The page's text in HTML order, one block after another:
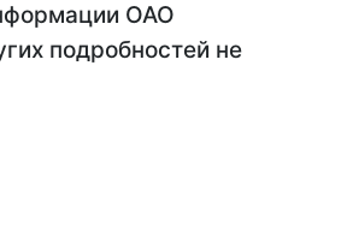
ОАО
подробностей не